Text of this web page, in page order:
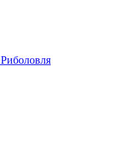
Риболовля